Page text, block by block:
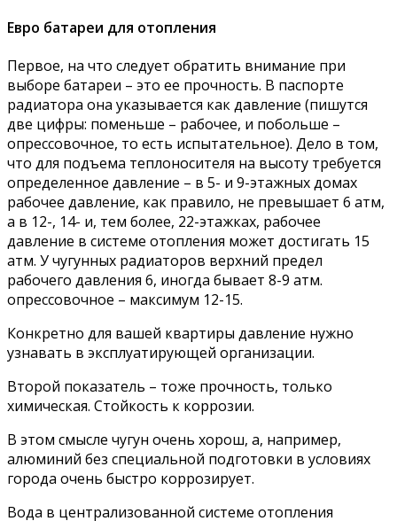
Евро батареи для отопления
Первое, на что следует обратить внимание при
выборе батареи – это ее прочность. В паспорте
радиатора она указывается как давление (пишутся
две цифры: поменьше – рабочее, и побольше –
опрессовочное, то есть испытательное). Дело в том,
что для подъема теплоносителя на высоту требуется
определенное давление – в 5- и 9-этажных домах
рабочее давление, как правило, не превышает 6 атм,
а в 12-, 14- и, тем более, 22-этажках, рабочее
давление в системе отопления может достигать 15
атм. У чугунных радиаторов верхний предел
рабочего давления 6, иногда бывает 8-9 атм.
опрессовочное – максимум 12-15.
Конкретно для вашей квартиры давление нужно
узнавать в эксплуатирующей организации.
Второй показатель – тоже прочность, только
химическая. Стойкость к коррозии.
В этом смысле чугун очень хорош, а, например,
алюминий без специальной подготовки в условиях
города очень быстро коррозирует.
Вода в централизованной системе отопления